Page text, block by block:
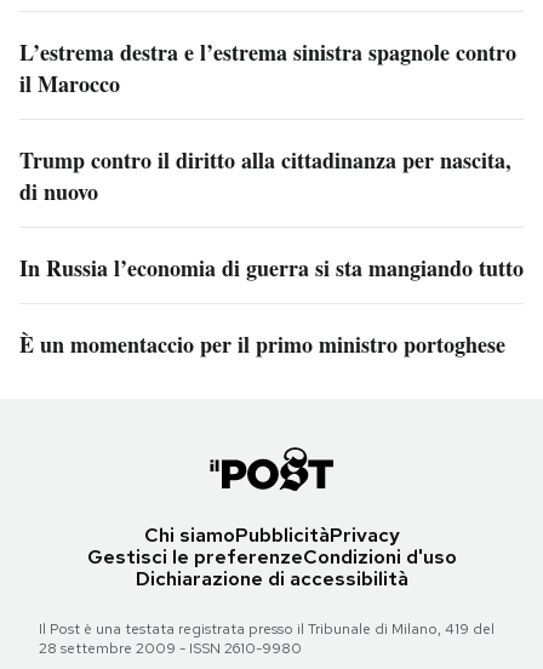
L’estrema destra e l’estrema sinistra spagnole contro
il Marocco
Trump contro il diritto alla cittadinanza per nascita,
di nuovo
In Russia l’economia di guerra si sta mangiando tutto
È un momentaccio per il primo ministro portoghese
Chi siamoPubblicitàPrivacy
Gestisci le preferenzeCondizioni d'uso
Dichiarazione di accessibilità
Il Post è una testata registrata presso il Tribunale di Milano, 419 del
28 settembre 2009 - ISSN 2610-9980